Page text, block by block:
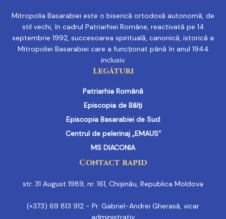
Mitropolia Basarabiei este o biserică ortodoxă autonomă, de
stil vechi, în cadrul Patriarhiei Române, reactivată pe 14
septembrie 1992, succesoarea spirituală, canonică, istorică a
Mitropoliei Basarabiei care a funcționat până în anul 1944
inclusiv.
Legături
Patriarhia Română
Episcopia de Bălți
Episcopia Basarabiei de Sud
Centrul de pelerinaj „EMAUS”
MS DIACONIA
Contact rapid
str. 31 August 1989, nr. 161, Chișinău, Republica Moldova
(+373) 69 813 912 - Pr. Gabriel-Andrei Gherasă, vicar
administrativ